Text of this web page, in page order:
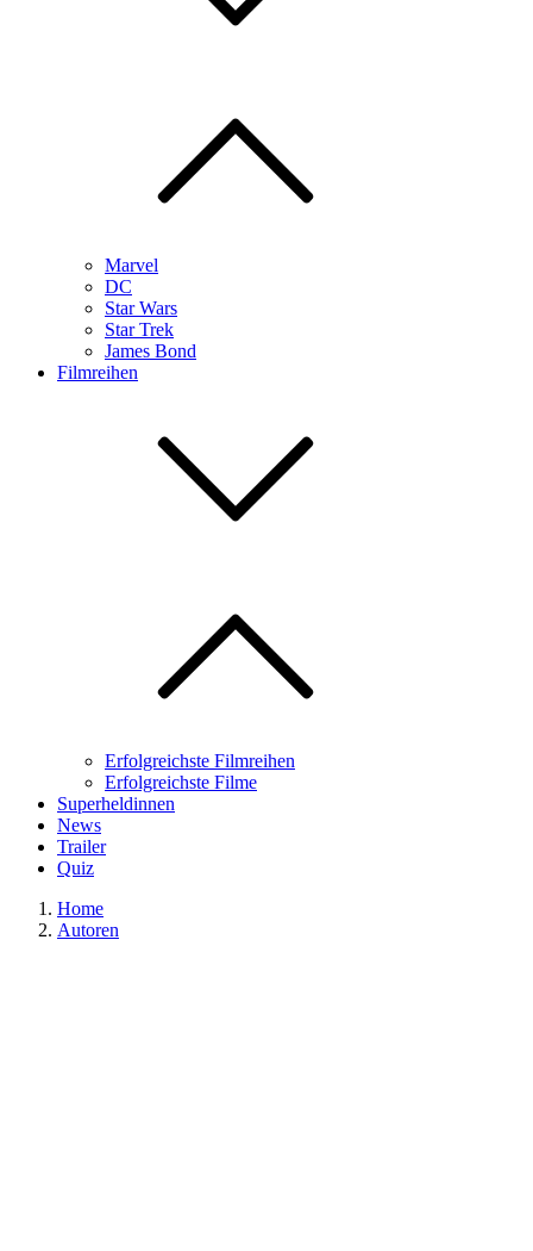
Marvel
DC
Star Wars
Star Trek
James Bond
Filmreihen
Erfolgreichste Filmreihen
Erfolgreichste Filme
Superheldinnen
News
Trailer
Quiz
Home
Autoren